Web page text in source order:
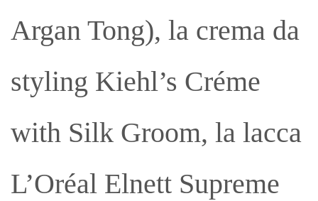
Argan Tong), la crema da
styling Kiehl’s Créme
with Silk Groom, la lacca
L’Oréal Elnett Supreme